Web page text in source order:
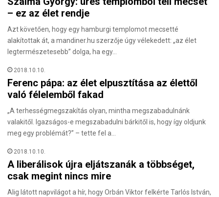
– ez az élet rendje
Azt követően, hogy egy hamburgi templomot mecsetté
alakítottak át, a mandiner.hu szerzője úgy vélekedett: „az élet
legtermészetesebb” dolga, ha egy…
2018.10.10.
Ferenc pápa: az élet elpusztítása az élettől
való félelemből fakad
„A terhességmegszakítás olyan, mintha megszabadulnánk
valakitől. Igazságos-e megszabadulni bárkitől is, hogy így oldjunk
meg egy problémát?” – tette fel a…
2018.10.10.
A liberálisok újra eljátszanák a többséget,
csak megint nincs mire
Alig látott napvilágot a hír, hogy Orbán Viktor felkérte Tarlós István,